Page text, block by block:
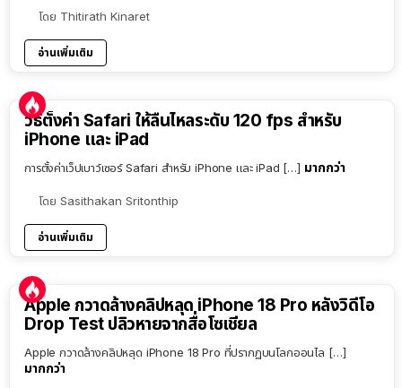
โดย Thitirath Kinaret
อ่านเพิ่มเติม
วิธีตั้งค่า Safari ให้ลื่นไหลระดับ 120 fps สำหรับ
iPhone และ iPad
การตั้งค่าเว็ปเบาว์เซอร์ Safari สำหรับ iPhone และ iPad […] มากกว่า
โดย Sasithakan Sritonthip
อ่านเพิ่มเติม
Apple กวาดล้างคลิปหลุด iPhone 18 Pro หลังวิดีโอ
Drop Test ปลิวหายจากสื่อโซเชียล
Apple กวาดล้างคลิปหลุด iPhone 18 Pro ที่ปรากฏบนโลกออนไล […]
มากกว่า